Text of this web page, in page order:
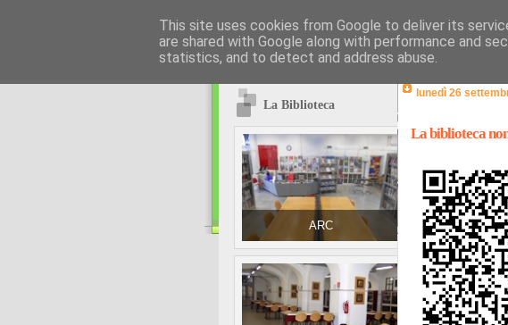
La Biblioteca
ARC
lunedì 26
La biblioteca
This site uses cookies from Google to deliver its
are shared with Google along with performance and
statistics, and to detect and address abuse.